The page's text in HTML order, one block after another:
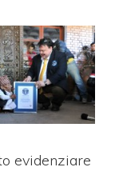
evidenziare